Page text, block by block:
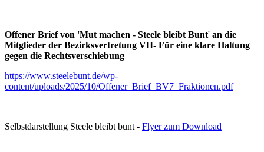
Offener Brief von 'Mut machen - Steele bleibt Bunt' an die
Mitglieder der Bezirksvertretung VII- Für eine klare Haltung
gegen die Rechtsverschiebung
https://www.steelebunt.de/wp-
content/uploads/2025/10/Offener_Brief_BV7_Fraktionen.pdf
Selbstdarstellung Steele bleibt bunt - Flyer zum Download